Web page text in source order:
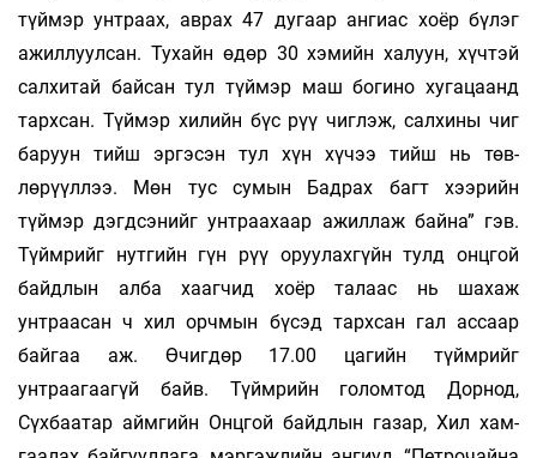
түймэр унтраах, аврах 47 дугаар ангиас хоёр бүлэг
ажиллуулсан. Тухайн өдөр 30 хэмийн халуун, хүчтэй
салхитай байсан тул түймэр маш богино хугацаанд
тархсан. Түй­мэр хилийн бүс рүү чиглэж, салхины чиг
баруун тийш эргэсэн тул хүн хүчээ тийш нь төв­
лөрүүллээ. Мөн тус сумын Бадрах багт хээрийн
түймэр дэгд­сэ­нийг унтраахаар ажиллаж байна” гэв.
Түймрийг нут­гийн гүн рүү оруулахгүйн тулд онцгой
байдлын ал­ба хаагчид хоёр талаас нь ша­хаж
унтраасан ч хил орч­мын бүсэд тархсан гал ас­саар
байгаа аж. Өчигдөр 17.00 цагийн түймрийг
унтраагаагүй байв. Түйм­рийн голомтод Дор­нод,
Сүхбаатар айм­гийн Онц­гой байдлын газар, Хил хам­